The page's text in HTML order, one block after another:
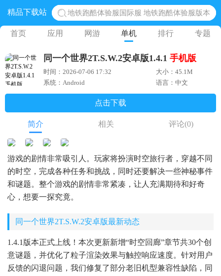
精品下载站
地铁跑酷体验服国际服 地铁跑酷体验服版本
网易光遇手游正版 点亮星空共庆周年
黎明觉醒生机腾讯正版 黎明觉醒生机国际服
首页 应用 网游 单机 排行 专题
同一个世界2T.S.W.2安卓版1.4.1 手机版
时间：2026-07-06 17:32
大小：45.1M
系统：Android
语言：中文
点击下载
简介 相关 评论(0)
游戏的剧情非常吸引人。玩家将扮演时空旅行者，穿越不同
的时空，完成各种任务和挑战，同时还要解决一些神秘事件
和谜题。整个游戏的剧情非常紧凑，让人充满期待和好奇
心，想要一探究竟。
同一个世界2T.S.W.2安卓版最新动态
1.4.1版本正式上线！本次更新新增“时空回廊”章节共30个创
意谜题，并优化了粒子渲染效果与触控响应速度。针对用户
反馈的闪退问题，我们修复了部分老旧机型兼容性缺陷，同